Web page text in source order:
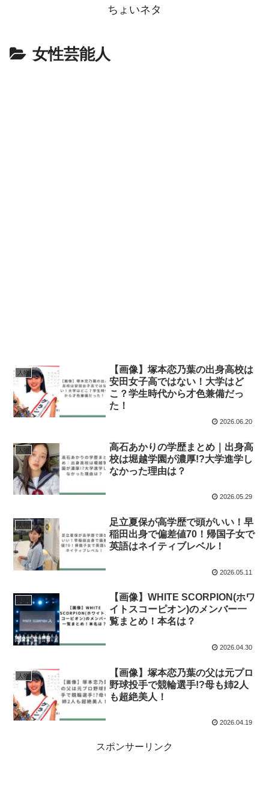
ちょいネタ
女性芸能人
人物
【画像】塚本恋乃葉の出身高校は
安田女子高ではない！大学はど
こ？学生時代から才色兼備だっ
た！
2026.06.20
人物
高石あかりの学歴まとめ｜出身高
校は堀越学園が濃厚!?大学進学し
なかった理由は？
2026.05.29
人物
足立夏保が高学歴で頭がいい！早
稲田出身で偏差値70！帰国子女で
英語はネイティブレベル！
2026.05.11
人物
【画像】WHITE SCORPION(ホワ
イトスコーピオン)のメンバー一
覧まとめ！本名は？
2026.04.30
人物
【画像】塚本恋乃葉の父は元プロ
野球投手で競輪選手!?母も姉2人
も超絶美人！
2026.04.19
スポンサーリンク